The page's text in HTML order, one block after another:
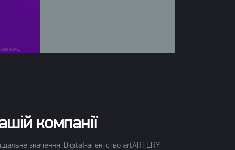
компанії
значення. Digital-агентство artARTERY